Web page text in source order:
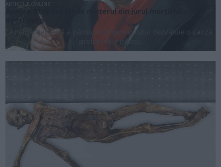
ARTICOLE ONLINE
Analiza ADN dezvăluie misterul din jurul morții lui
Beethoven
Analiza genetică a părului compozitorului dezvăluie o cauză
probabilă a morții.